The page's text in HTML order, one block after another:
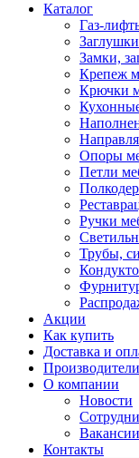
Каталог
Газ-
Заглушки
Замки,
Крепеж
Крючки
Опоры
Петли
Ручки
Трубы,
Акции
Как купить
Доставка и
Производители
О компании
Новости
Вакансии
Контакты